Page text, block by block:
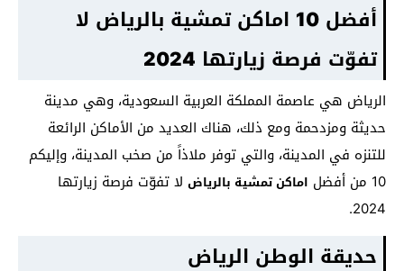
أفضل 10 اماكن تمشية بالرياض لا
تفوّت فرصة زيارتها 2024
الرياض هي عاصمة المملكة العربية السعودية، وهي مدينة
حديثة ومزدحمة ومع ذلك، هناك العديد من الأماكن الرائعة
للتنزه في المدينة، والتي توفر ملاذاً من صخب المدينة، وإليكم
10 من أفضل
اماكن تمشية بالرياض لا تفوّت فرصة زيارتها
2024.
حديقة الوطن الرياض